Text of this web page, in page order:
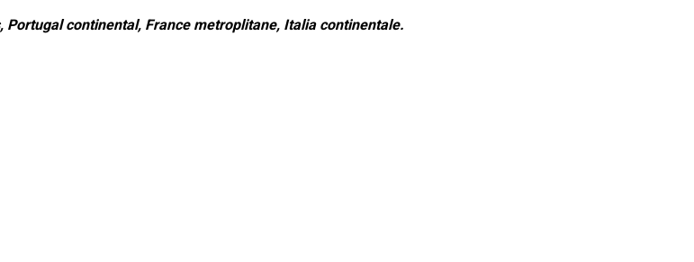
Portugal continental, France metroplitane, Italia continentale.